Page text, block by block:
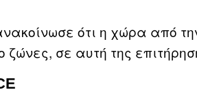
ότι η χώρα από
ζώνες, σε αυτή της